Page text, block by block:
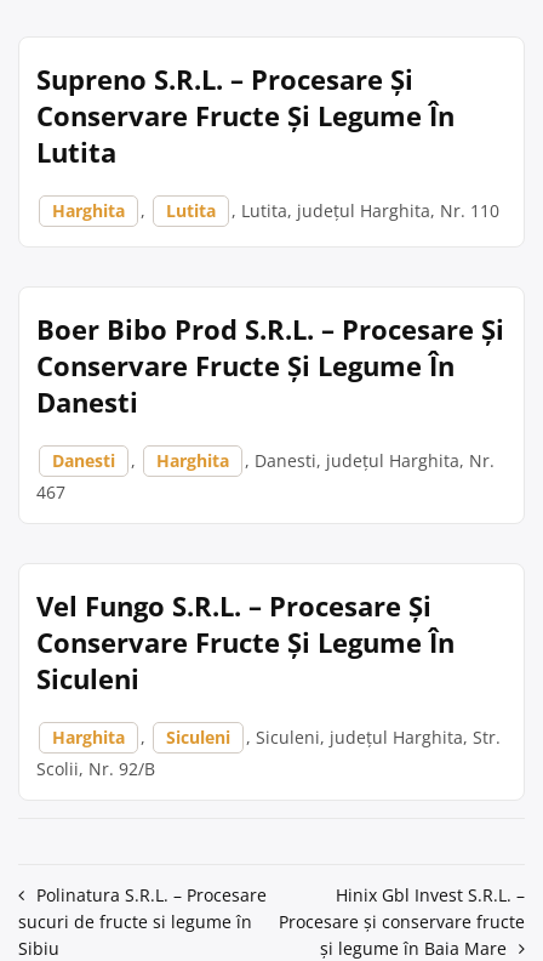
Supreno S.R.L. – Procesare Și
Conservare Fructe Și Legume În
Lutita
Harghita , Lutita , Lutita, județul Harghita, Nr. 110
Boer Bibo Prod S.R.L. – Procesare Și
Conservare Fructe Și Legume În
Danesti
Danesti , Harghita
, Danesti, județul Harghita, Nr.
467
Vel Fungo S.R.L. – Procesare Și
Conservare Fructe Și Legume În
Siculeni
Harghita , Siculeni
, Siculeni, județul Harghita, Str.
Scolii, Nr. 92/B
Navigare
în
Polinatura S.R.L. – Procesare
sucuri de fructe si legume în
Sibiu
Hinix Gbl Invest S.R.L. –
Procesare și conservare fructe
și legume în Baia Mare